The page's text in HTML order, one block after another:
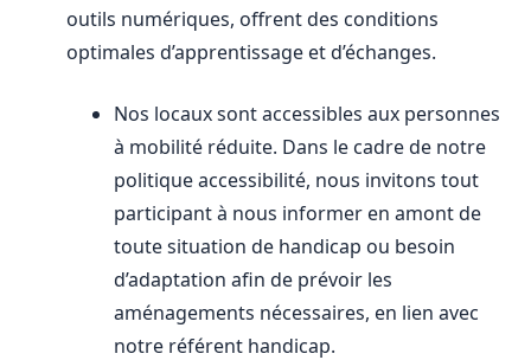
outils numériques, offrent des conditions
optimales d’apprentissage et d’échanges.
Nos locaux sont accessibles aux personnes
à mobilité réduite. Dans le cadre de notre
politique accessibilité, nous invitons tout
participant à nous informer en amont de
toute situation de handicap ou besoin
d’adaptation afin de prévoir les
aménagements nécessaires, en lien avec
notre référent handicap.